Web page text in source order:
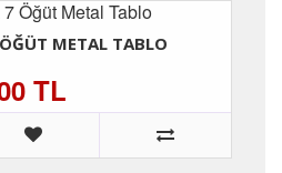
METAL TABLO
TL